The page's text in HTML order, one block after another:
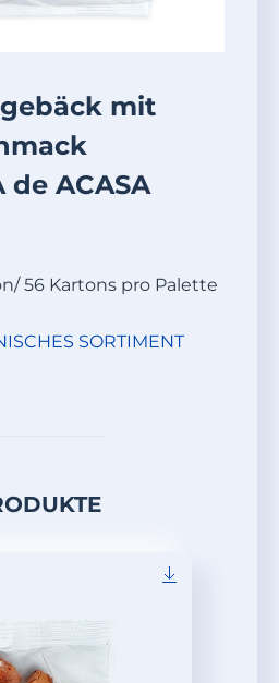
mit
de ACASA
56 Kartons pro Palette
SORTIMENT